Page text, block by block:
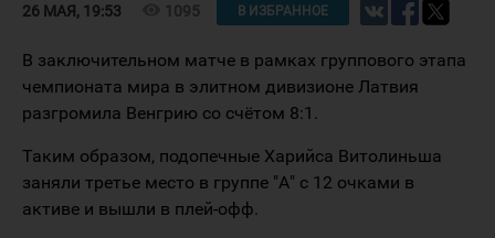
26 МАЯ, 19:53 1095 В ИЗБРАННОЕ
В заключительном матче в рамках группового этапа
чемпионата мира в элитном дивизионе Латвия
разгромила Венгрию со счётом 8:1.
Таким образом, подопечные Харийса Витолиньша
заняли третье место в группе "А" с 12 очками в
активе и вышли в плей-офф.